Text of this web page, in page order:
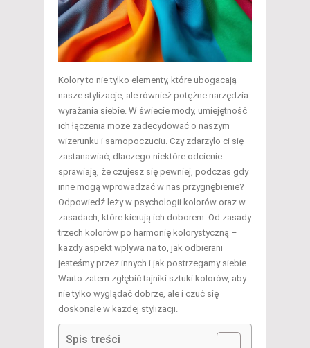
Kolory to nie tylko elementy, które ubogacają
nasze stylizacje, ale również potężne narzędzia
wyrażania siebie. W świecie mody, umiejętność
ich łączenia może zadecydować o naszym
wizerunku i samopoczuciu. Czy zdarzyło ci się
zastanawiać, dlaczego niektóre odcienie
sprawiają, że czujesz się pewniej, podczas gdy
inne mogą wprowadzać w nas przygnębienie?
Odpowiedź leży w psychologii kolorów oraz w
zasadach, które kierują ich doborem. Od zasady
trzech kolorów po harmonię kolorystyczną –
każdy aspekt wpływa na to, jak odbierani
jesteśmy przez innych i jak postrzegamy siebie.
Warto zatem zgłębić tajniki sztuki kolorów, aby
nie tylko wyglądać dobrze, ale i czuć się
doskonale w każdej stylizacji.
Spis treści